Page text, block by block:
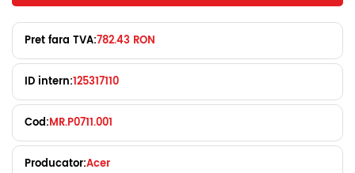
Pret fara TVA:782.43 RON
ID intern:125317110
Cod:MR.P0711.001
Producator:Acer